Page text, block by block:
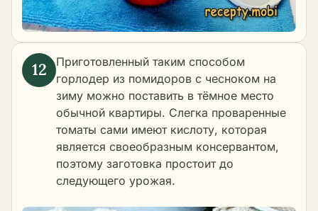
Приготовленный таким способом
горлодер из помидоров с чесноком на
зиму можно поставить в тёмное место
обычной квартиры. Слегка проваренные
томаты сами имеют кислоту, которая
является своеобразным консервантом,
поэтому заготовка простоит до
следующего урожая.